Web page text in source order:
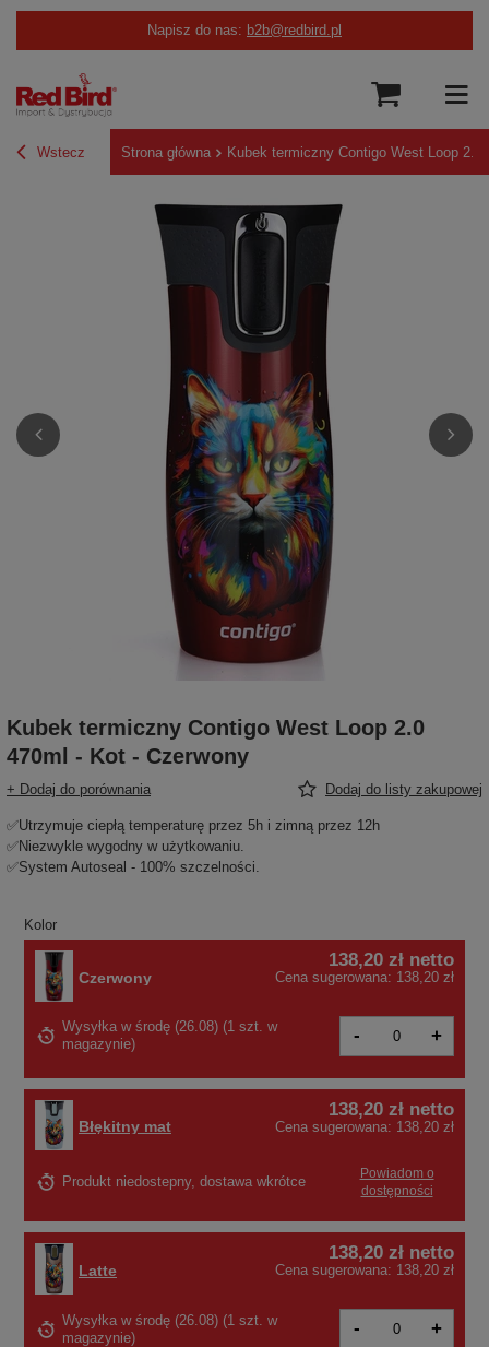
Napisz do nas: b2b@redbird.pl
Wstecz Strona główna Kubek termiczny Contigo West Loop 2.0
Kubek termiczny Contigo West Loop 2.0
470ml - Kot - Czerwony
+ Dodaj do porównania Dodaj do listy zakupowej
✅Utrzymuje ciepłą temperaturę przez 5h i zimną przez 12h
✅Niezwykle wygodny w użytkowaniu.
✅System Autoseal - 100% szczelności.
Kolor
Błękitny mat
138,20 zł netto
Cena sugerowana: 138,20 zł
Produkt niedostepny, dostawa wkrótce
Powiadom o
dostępności
Czerwony
138,20 zł netto
Cena sugerowana: 138,20 zł
Wysyłka w środę (26.08) (1 szt. w
magazynie) - +
Latte
138,20 zł netto
Cena sugerowana: 138,20 zł
Wysyłka w środę (26.08) (1 szt. w
magazynie)
- +